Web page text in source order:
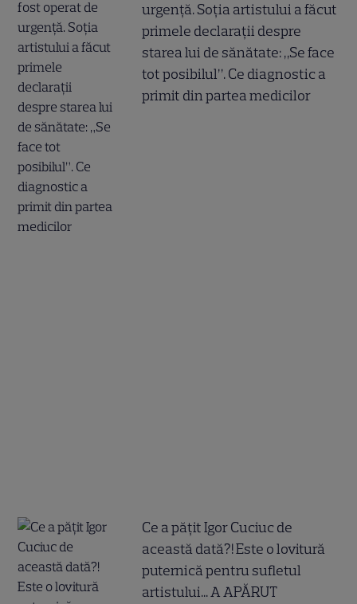
urgență. Soția artistului a făcut
primele declarații despre
starea lui de sănătate: „Se face
tot posibilul”. Ce diagnostic a
primit din partea medicilor
Ce a pățit Igor Cuciuc de
această dată?! Este o lovitură
puternică pentru sufletul
artistului... A APĂRUT